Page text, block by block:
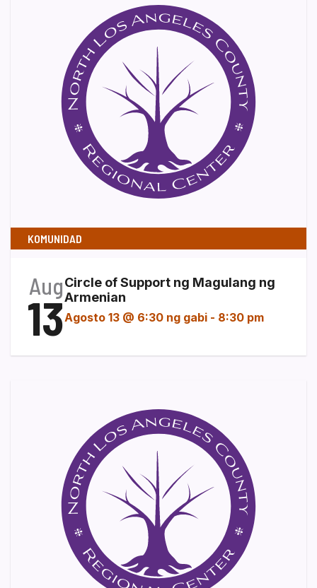
KOMUNIDAD
Aug
13
Circle of Support ng Magulang ng
Armenian
Agosto 13 @ 6:30 ng gabi - 8:30 pm